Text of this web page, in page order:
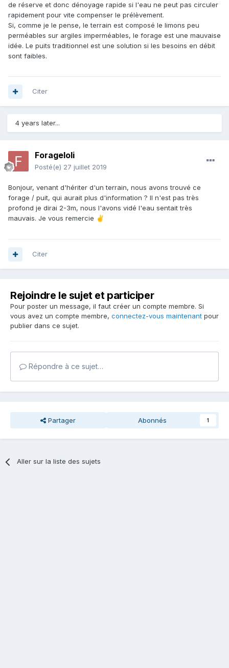
de réserve et donc dénoyage rapide si l'eau ne peut pas circuler
rapidement pour vite compenser le prélèvement.
Si, comme je le pense, le terrain est composé le limons peu
perméables sur argiles imperméables, le forage est une mauvaise
idée. Le puits traditionnel est une solution si les besoins en débit
sont faibles.
Citer
4 years later...
Forageloli
Posté(e) 27 juillet 2019
Bonjour, venant d'hériter d'un terrain, nous avons trouvé ce
forage / puit, qui aurait plus d'information ? Il n'est pas très
profond je dirai 2-3m, nous l'avons vidé l'eau sentait très
mauvais. Je vous remercie ✌️
Citer
Rejoindre le sujet et participer
Pour poster un message, il faut créer un compte membre. Si
vous avez un compte membre, connectez-vous maintenant pour
publier dans ce sujet.
Répondre à ce sujet…
Partager Abonnés 1
Aller sur la liste des sujets